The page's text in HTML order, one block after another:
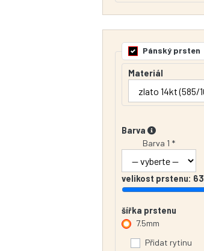
Pánský prsten
Materiál
Barva
Barva 1 *
velikost prstenu: 63
šířka prstenu
7.5mm
Přidat rytinu